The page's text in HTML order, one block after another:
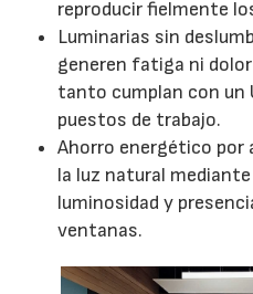
reproducir fielmente
Luminarias sin
generen fatiga ni
tanto cumplan con un
puestos de trabajo.
Ahorro energético por
la luz natural
luminosidad y
ventanas.